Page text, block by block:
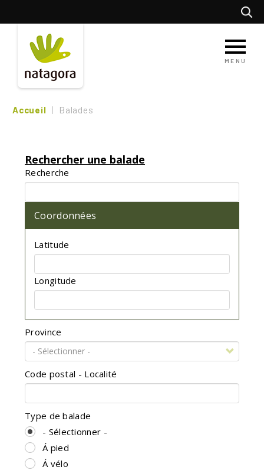
principal
MENU
Accueil Balades
Rechercher une balade
Recherche
Coordonnées
Latitude
Longitude
Province
Code postal - Localité
Type de balade
- Sélectionner -
Á pied
Á vélo